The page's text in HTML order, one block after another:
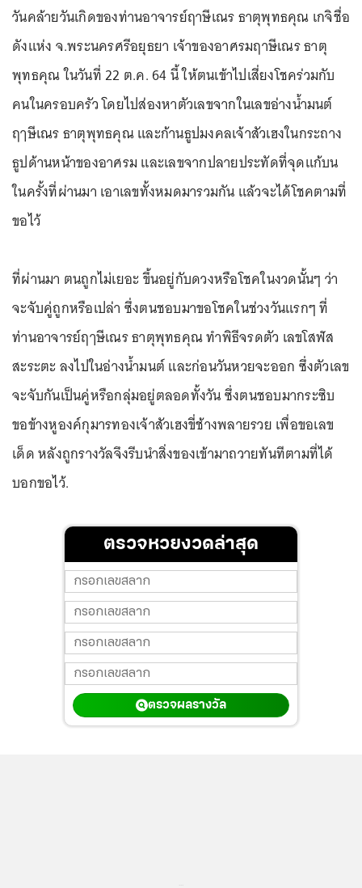
วันคล้ายวันเกิดของท่านอาจารย์ฤาษีเณร ธาตุพุทธคุณ เกจิชื่อ
ดังแห่ง จ.พระนครศรีอยุธยา เจ้าของอาศรมฤาษีเณร ธาตุ
พุทธคุณ ในวันที่ 22 ต.ค. 64 นี้ ให้ตนเข้าไปเสี่ยงโชคร่วมกับ
คนในครอบครัว โดยไปส่องหาตัวเลขจากในเลขอ่างน้ำมนต์
ฤๅษีเณร ธาตุพุทธคุณ และก้านธูปมงคลเจ้าสัวเฮงในกระถาง
ธูปด้านหน้าของอาศรม และเลขจากปลายประทัดที่จุดแก้บน
ในครั้งที่ผ่านมา เอาเลขทั้งหมดมารวมกัน แล้วจะได้โชคตามที่
ขอไว้
ที่ผ่านมา ตนถูกไม่เยอะ ขึ้นอยู่กับดวงหรือโชคในงวดนั้นๆ ว่า
จะจับคู่ถูกหรือเปล่า ซึ่งตนชอบมาขอโชคในช่วงวันแรกๆ ที่
ท่านอาจารย์ฤๅษีเณร ธาตุพุทธคุณ ทำพิธีจรดตัว เลขโสฬส
สะระตะ ลงไปในอ่างน้ำมนต์ และก่อนวันหวยจะออก ซึ่งตัวเลข
จะจับกันเป็นคู่หรือกลุ่มอยู่ตลอดทั้งวัน ซึ่งตนชอบมากระซิบ
ขอข้างหูองค์กุมารทองเจ้าสัวเฮงขี่ช้างพลายรวย เพื่อขอเลข
เด็ด หลังถูกรางวัลจึงรีบนำสิ่งของเข้ามาถวายทันทีตามที่ได้
บอกขอไว้.
ตรวจหวยงวดล่าสุด
ตรวจผลรางวัล